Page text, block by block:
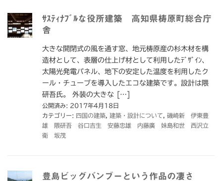
ｻｽﾃｨﾅﾌﾞﾙな役所建築 高知県梼原町総合庁
舎
大きな開閉式の風を通す窓、地元梼原産の杉木材を構
造材として、表層の仕上げ材として利用したﾃﾞｻﾞｲﾝ、
太陽光発電パネル、地下の安定した温度を利用したク
ール・チューブを導入したエコな建築です。設計は隈
研吾氏。 外装の大きな […]
公開済み: 2017年4月18日
カテゴリー: 四国の建築 建築・設計について
磯崎新 伊東豊
雄 隈研吾 谷口吉生 安藤忠雄 内藤廣 妹島和世 西沢立
衛 坂茂
豊島ビッグバンブーという作品の凄さ